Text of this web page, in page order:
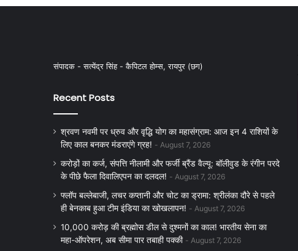
संपादक - सत्येंद्र सिंह - कैपिटल होम्स, रायपुर (छग)
Recent Posts
श्रवण नवमी पर ध्रुव और वृद्धि योग का महासंग्राम: आज इन 4 राशियों के
लिए काल बनकर मंडराएंगे ग्रह!
August 7, 2026
करोड़ों का कर्ज, संपत्ति नीलामी और फर्जी ब्रैंड वैल्यू: बॉलीवुड के रंगीन परदे
के पीछे फैला दिवालिएपन का दलदल!
August 7, 2026
फ्लॉप बल्लेबाजी, लचर कप्तानी और चोट का ड्रामा: श्रीलंका दौरे से पहले
ही बेनकाब हुआ टीम इंडिया का खोखलापन!
August 7, 2026
10,000 करोड़ की ब्रह्मोस डील से दुश्मनों का काल! भारतीय सेना का
महा-ऑपरेशन, अब सीमा पार तबाही पक्की
August 7, 2026